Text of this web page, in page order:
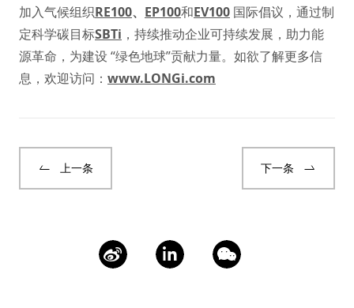
加入气候组织RE100、 EP100和EV100 国际倡议，通过制
定科学碳目标SBTi ，持续推动企业可持续发展，助力能
源革命，为建设 “绿色地球”贡献力量。如欲了解更多信
息，欢迎访问： www.LONGi.com
上一条 下一条